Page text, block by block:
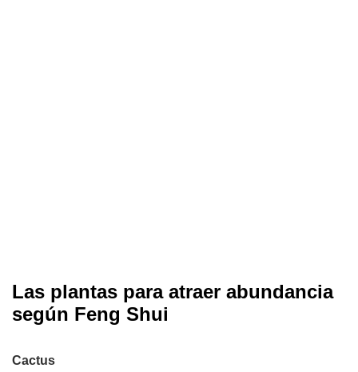
Las plantas para atraer abundancia
según Feng Shui
Cactus